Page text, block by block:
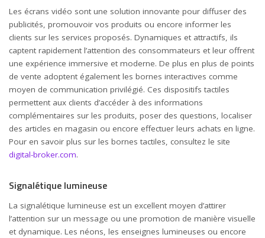
Les écrans vidéo sont une solution innovante pour diffuser des
publicités, promouvoir vos produits ou encore informer les
clients sur les services proposés. Dynamiques et attractifs, ils
captent rapidement l’attention des consommateurs et leur offrent
une expérience immersive et moderne. De plus en plus de points
de vente adoptent également les bornes interactives comme
moyen de communication privilégié. Ces dispositifs tactiles
permettent aux clients d’accéder à des informations
complémentaires sur les produits, poser des questions, localiser
des articles en magasin ou encore effectuer leurs achats en ligne.
Pour en savoir plus sur les bornes tactiles, consultez le site
digital-broker.com.
Signalétique lumineuse
La signalétique lumineuse est un excellent moyen d’attirer
l’attention sur un message ou une promotion de manière visuelle
et dynamique. Les néons, les enseignes lumineuses ou encore